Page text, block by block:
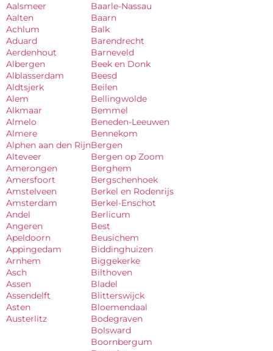
Aalsmeer
Aalten
Achlum
Aduard
Aerdenhout
Albergen
Alblasserdam
Aldtsjerk
Alem
Alkmaar
Almelo
Almere
Alphen aan den Rijn
Alteveer
Amerongen
Amersfoort
Amstelveen
Amsterdam
Andel
Angeren
Apeldoorn
Appingedam
Arnhem
Asch
Assen
Assendelft
Asten
Austerlitz
Baarle-Nassau
Baarn
Balk
Barendrecht
Barneveld
Beek en Donk
Beesd
Beilen
Bellingwolde
Bemmel
Beneden-Leeuwen
Bennekom
Bergen
Bergen op Zoom
Berghem
Bergschenhoek
Berkel en Rodenrijs
Berkel-Enschot
Berlicum
Best
Beusichem
Biddinghuizen
Biggekerke
Bilthoven
Bladel
Blitterswijck
Bloemendaal
Bodegraven
Bolsward
Boornbergum